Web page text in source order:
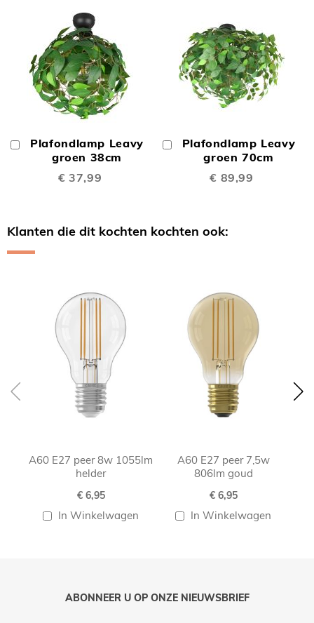
Plafondlamp Leavy
groen 38cm
€ 37,99
In
Winkelwagen
Plafondlamp Leavy
groen 70cm
€ 89,99
In
Winkelwagen
Klanten die dit kochten kochten ook:
A60 E27 peer 8w 1055lm
helder
€ 6,95
In Winkelwagen
A60 E27 peer 7,5w
806lm goud
€ 6,95
In Winkelwagen
ABONNEER U OP ONZE NIEUWSBRIEF